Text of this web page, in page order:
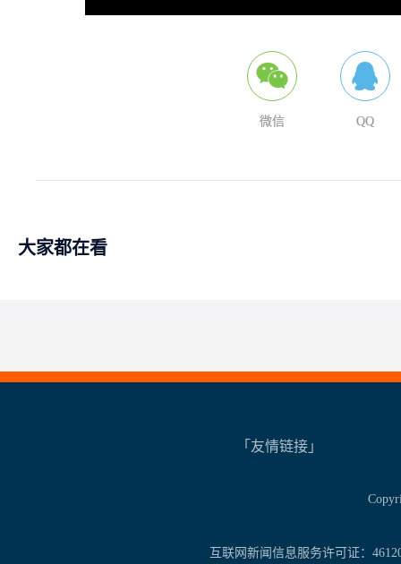
微信 QQ
大家都在看
「友情链接」
互联网新闻信息服务许可证：